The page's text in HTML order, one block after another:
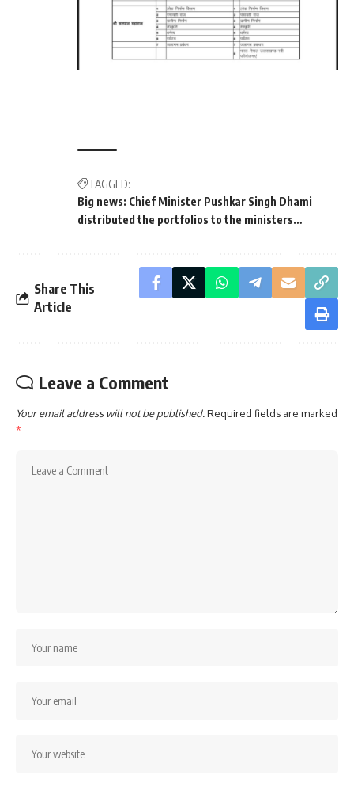
TAGGED:
Big news: Chief Minister Pushkar Singh Dhami
distributed the portfolios to the ministers…
Share This
Article
Leave a Comment
Your email address will not be published.Required fields are marked
*